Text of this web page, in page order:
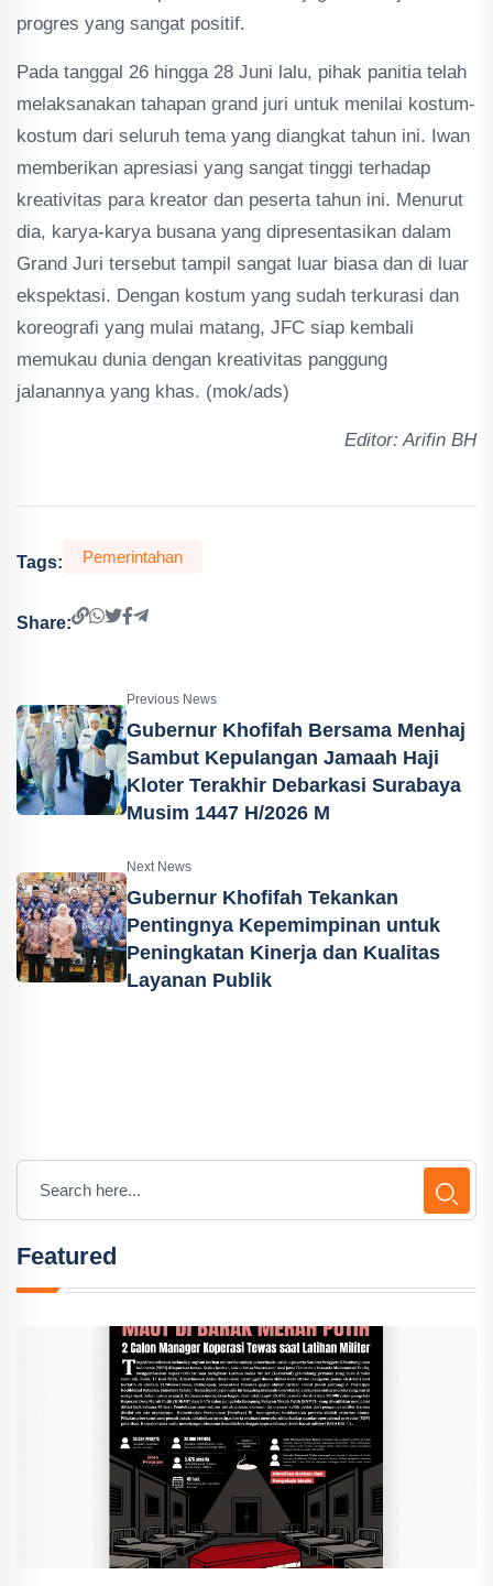
progres yang sangat positif.
Pada tanggal 26 hingga 28 Juni lalu, pihak panitia telah
melaksanakan tahapan grand juri untuk menilai kostum-
kostum dari seluruh tema yang diangkat tahun ini. Iwan
memberikan apresiasi yang sangat tinggi terhadap
kreativitas para kreator dan peserta tahun ini. Menurut
dia, karya-karya busana yang dipresentasikan dalam
Grand Juri tersebut tampil sangat luar biasa dan di luar
ekspektasi. Dengan kostum yang sudah terkurasi dan
koreografi yang mulai matang, JFC siap kembali
memukau dunia dengan kreativitas panggung
jalanannya yang khas. (mok/ads)
Editor: Arifin BH
Tags: Pemerintahan
Share:
Previous News
Gubernur Khofifah Bersama Menhaj
Sambut Kepulangan Jamaah Haji
Kloter Terakhir Debarkasi Surabaya
Musim 1447 H/2026 M
Next News
Gubernur Khofifah Tekankan
Pentingnya Kepemimpinan untuk
Peningkatan Kinerja dan Kualitas
Layanan Publik
Featured